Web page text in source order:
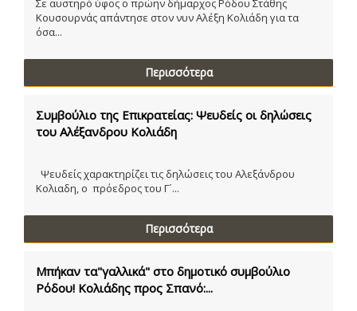
Σε αυστηρό ύφος ο πρώην δήμαρχος Ρόδου Στάθης
Κουσουρνάς απάντησε στον νυν Αλέξη Κολιάδη για τα
όσα...
Περισσότερα
Συμβούλιο της Επικρατείας: Ψευδείς οι δηλώσεις
του Αλέξανδρου Κολιάδη
Ψευδείς χαρακτηρίζει τις δηλώσεις του Αλεξάνδρου
Κολιαδη, ο πρόεδρος του Γ´...
Περισσότερα
Μπήκαν τα"γαλλικά" στο δημοτικό συμβούλιο
Ρόδου! Κολιάδης προς Σπανό:...